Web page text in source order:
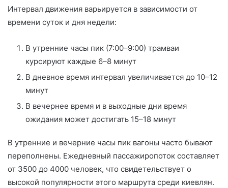
Интервал движения варьируется в зависимости от
времени суток и дня недели:
В утренние часы пик (7:00–9:00) трамваи
курсируют каждые 6–8 минут
В дневное время интервал увеличивается до 10–12
минут
В вечернее время и в выходные дни время
ожидания может достигать 15–18 минут
В утренние и вечерние часы пик вагоны часто бывают
переполнены. Ежедневный пассажиропоток составляет
от 3500 до 4000 человек, что свидетельствует о
высокой популярности этого маршрута среди киевлян.